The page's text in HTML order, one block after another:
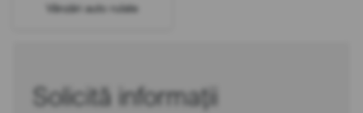
Vânzări auto rulate
Solicită informații